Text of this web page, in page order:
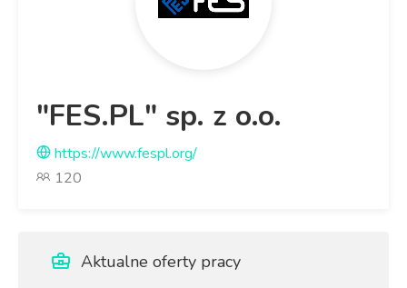
"FES.PL" sp. z o.o.
https://www.fespl.org/
120
Aktualne oferty pracy